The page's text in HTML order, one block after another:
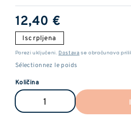
Redovna
cijena
12,40 €
Iscrpljena
Porezi uključeni. Dostava se obračunava
Količina
Smanjite
Povećajte